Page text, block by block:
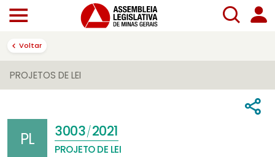
Voltar
PROJETOS DE LEI
PL 3003/2021
PROJETO DE LEI